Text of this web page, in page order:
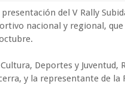
del V Rally
nacional y regional, que
Deportes y Juventud,
y la representante de la